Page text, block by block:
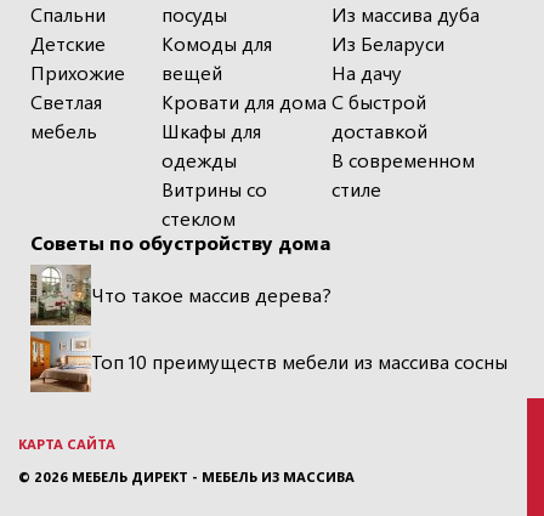
Спальни
Детские
Прихожие
Светлая
мебель
посуды
Комоды для
вещей
Кровати для дома
Шкафы для
одежды
Витрины со
стеклом
Из массива дуба
Из Беларуси
На дачу
С быстрой
доставкой
В современном
стиле
Советы по обустройству дома
Что такое массив дерева?
Топ 10 преимуществ мебели из массива сосны
КАРТА САЙТА
© 2026 МЕБЕЛЬ ДИРЕКТ - МЕБЕЛЬ ИЗ МАССИВА